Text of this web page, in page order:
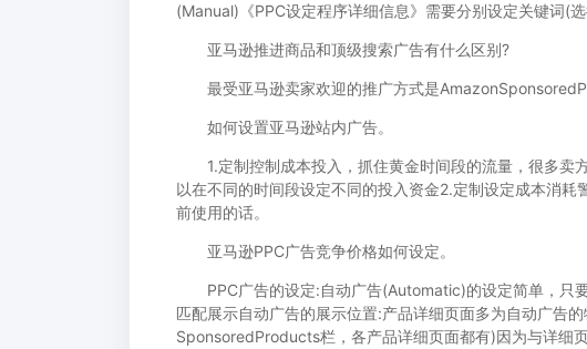
(Manual)《PPC设定程序详细信息》需要分别设定关键词(
亚马逊推进商品和顶级搜索广告有什么区别?
最受亚马逊卖家欢迎的推广方式是
如何设置亚马逊站内广告。
1.定制控制成本投入，抓住黄金时间段的流量，很多卖
以在不同的时间段设定不同的投入资金2.定制设定成本消
前使用的话。
亚马逊PPC广告竞争价格如何设定。
PPC广告的设定:自动广告(Automatic)的设定简单，只
匹配展示自动广告的展示位置:产品详细页面多为自动广告
SponsoredProducts栏，各产品详细页面都有)因为与详细